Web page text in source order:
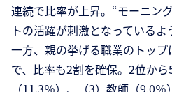
連続で比率が上昇。“モーニン
トの活躍が刺激となっているよ
一方、親の挙げる職業のトップ
で、比率も2割を確保。2位か
（11.3％）、（3）教師（9.0